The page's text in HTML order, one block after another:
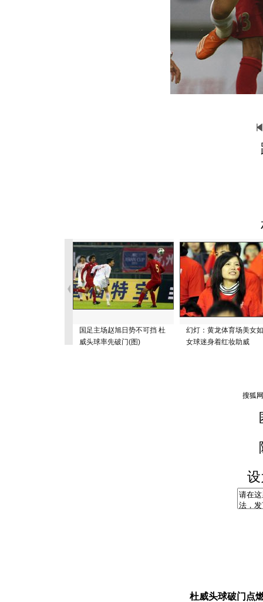
国足主场赵旭日势不可挡 杜
威头球率先破门(图)
幻灯：黄龙体育场美女
女球迷身着红妆助威
杜威头球破门点